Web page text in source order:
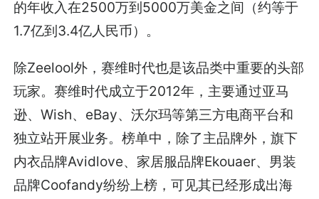
的年收入在2500万到5000万美金之间（约等于
1.7亿到3.4亿人民币）。
除Zeelool外，赛维时代也是该品类中重要的头部
玩家。赛维时代成立于2012年，主要通过亚马
逊、Wish、eBay、沃尔玛等第三方电商平台和
独立站开展业务。榜单中，除了主品牌外，旗下
内衣品牌Avidlove、家居服品牌Ekouaer、男装
品牌Coofandy纷纷上榜，可见其已经形成出海